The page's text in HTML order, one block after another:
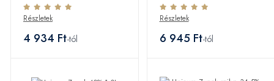
Részletek
4 934 Ft-tól
Részletek
6 945 Ft-tól